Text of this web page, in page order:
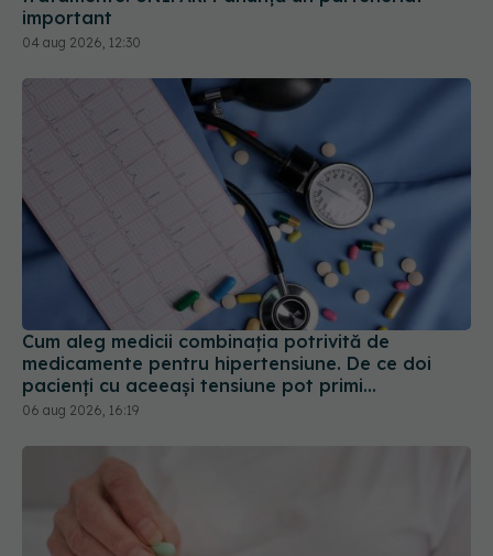
Cum aleg medicii combinația potrivită de
medicamente pentru hipertensiune. De ce doi
pacienți cu aceeași tensiune pot primi
tratamente diferite
06 aug 2026, 16:19